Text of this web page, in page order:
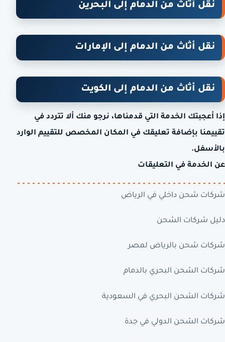
نقل أثاث من الدمام إلى البحرين
نقل أثاث من الدمام إلى الإمارات
نقل أثاث من الدمام إلى الكويت
إذا أعجبتك الخدمة التي قدمناها، نرجو منك ألا تتردد في
تقييمنا بإضافة تعليقك في المكان المخصص للتقييم الوارد
بالأسفل.
عن الخدمة في التعليقات
شركات شحن داخلي في الرياض
دليل شركات الشحن
شركات شحن بالرياض لمصر
شركات الشحن البحري بالدمام
شركات الشحن البحري في السعودية
شركات الشحن الدولي في جدة